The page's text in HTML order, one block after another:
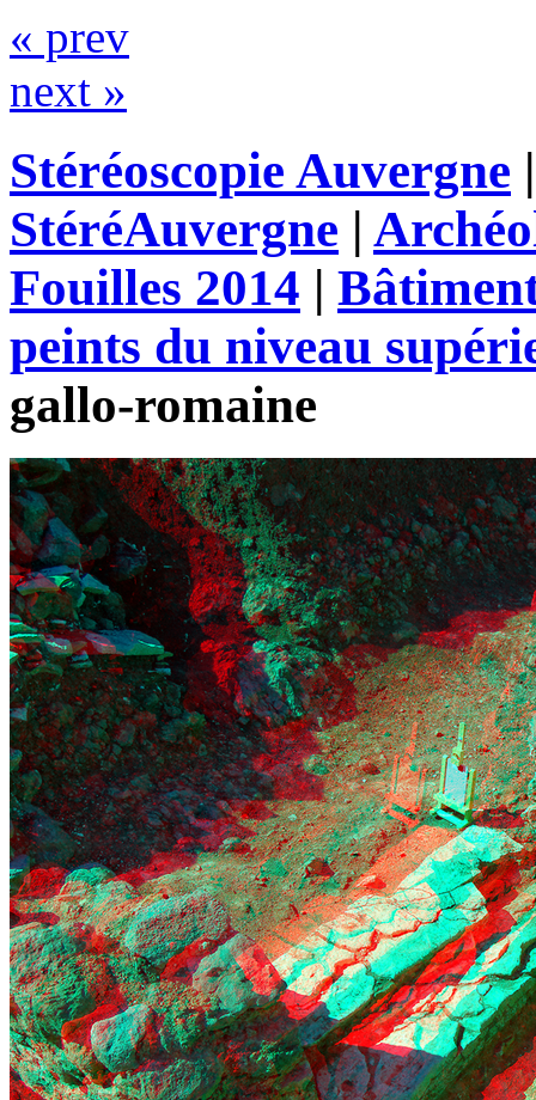
« prev
next »
Stéréoscopie Auvergne
StéréAuvergne |
Fouilles 2014 |
peints du niveau
gallo-romaine